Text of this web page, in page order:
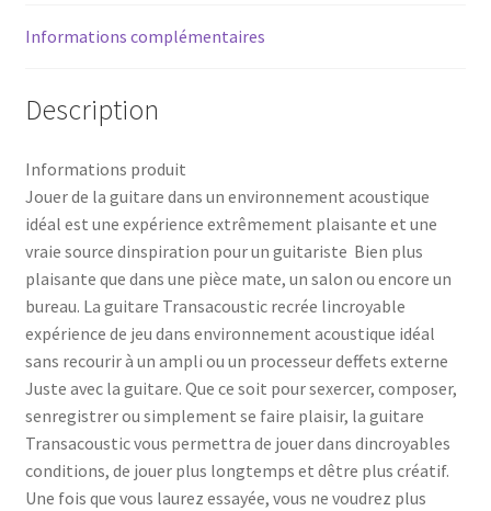
Informations complémentaires
Description
Informations produit
Jouer de la guitare dans un environnement acoustique
idéal est une expérience extrêmement plaisante et une
vraie source dinspiration pour un guitariste  Bien plus
plaisante que dans une pièce mate, un salon ou encore un
bureau. La guitare Transacoustic recrée lincroyable
expérience de jeu dans environnement acoustique idéal
sans recourir à un ampli ou un processeur deffets externe 
Juste avec la guitare. Que ce soit pour sexercer, composer,
senregistrer ou simplement se faire plaisir, la guitare
Transacoustic vous permettra de jouer dans dincroyables
conditions, de jouer plus longtemps et dêtre plus créatif.
Une fois que vous laurez essayée, vous ne voudrez plus